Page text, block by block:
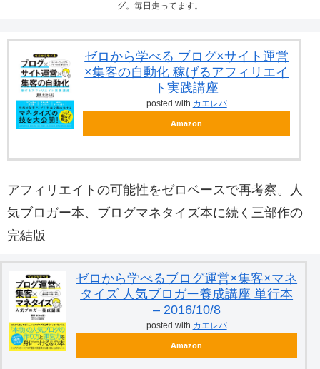
グ。毎日走ってます。
ゼロから学べる ブログ×サイト運営
×集客の自動化 稼げるアフィリエイ
ト実践講座
posted with カエレバ
Amazon
アフィリエイトの可能性をゼロベースで再考察。人
気ブロガー本、ブログマネタイズ本に続く三部作の
完結版
ゼロから学べるブログ運営×集客×マネ
タイズ 人気ブロガー養成講座 単行本
– 2016/10/8
posted with カエレバ
Amazon